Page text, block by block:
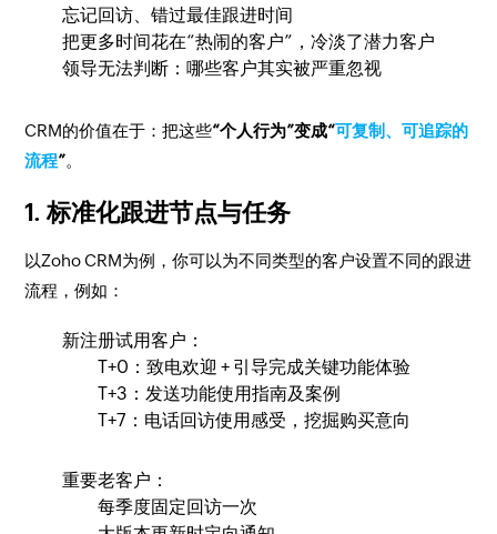
忘记回访、错过最佳跟进时间
把更多时间花在“热闹的客户”，冷淡了潜力客户
领导无法判断：哪些客户其实被严重忽视
CRM的价值在于：把这些“个人行为”变成“可复制、可追踪的
流程”。
1. 标准化跟进节点与任务
以Zoho CRM为例，你可以为不同类型的客户设置不同的跟进
流程，例如：
新注册试用客户：
T+0：致电欢迎 + 引导完成关键功能体验
T+3：发送功能使用指南及案例
T+7：电话回访使用感受，挖掘购买意向
重要老客户：
每季度固定回访一次